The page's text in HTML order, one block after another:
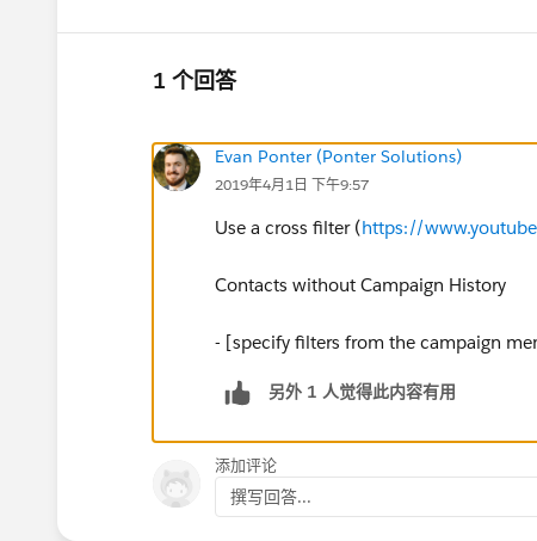
1 个回答
Evan Ponter (Ponter Solutions)
2019年4月1日 下午9:57
Use a cross filter (https://
Contacts without Campaign History
- [specify filters from the campaign
另外 1 人觉得此内容有用
添加评论
撰写回答...